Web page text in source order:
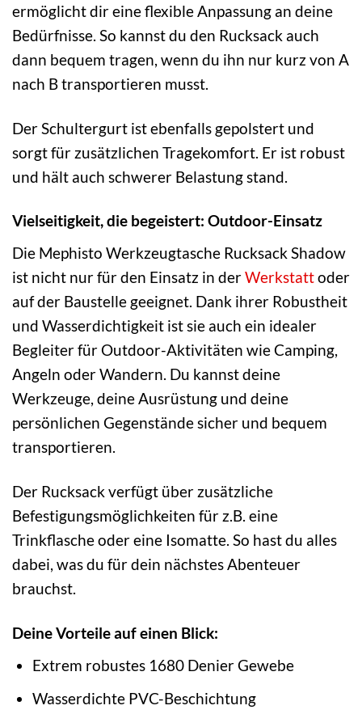
ermöglicht dir eine flexible Anpassung an deine
Bedürfnisse. So kannst du den Rucksack auch
dann bequem tragen, wenn du ihn nur kurz von A
nach B transportieren musst.
Der Schultergurt ist ebenfalls gepolstert und
sorgt für zusätzlichen Tragekomfort. Er ist robust
und hält auch schwerer Belastung stand.
Vielseitigkeit, die begeistert: Outdoor-Einsatz
Die Mephisto Werkzeugtasche Rucksack Shadow
ist nicht nur für den Einsatz in derWerkstattoder
auf der Baustelle geeignet. Dank ihrer Robustheit
und Wasserdichtigkeit ist sie auch ein idealer
Begleiter für Outdoor-Aktivitäten wie Camping,
Angeln oder Wandern. Du kannst deine
Werkzeuge, deine Ausrüstung und deine
persönlichen Gegenstände sicher und bequem
transportieren.
Der Rucksack verfügt über zusätzliche
Befestigungsmöglichkeiten für z.B. eine
Trinkflasche oder eine Isomatte. So hast du alles
dabei, was du für dein nächstes Abenteuer
brauchst.
Deine Vorteile auf einen Blick:
Extrem robustes 1680 Denier Gewebe
Wasserdichte PVC-Beschichtung